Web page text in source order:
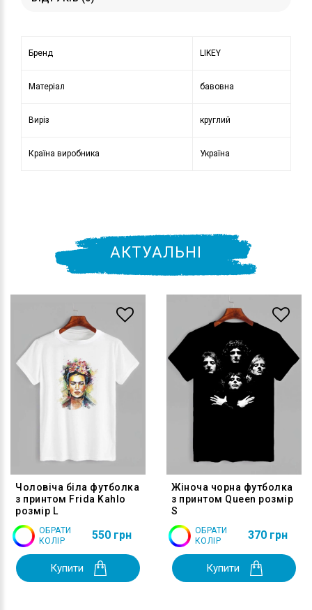
Бренд LIKEY
Матеріал бавовна
Виріз круглий
Країна виробника Україна
АКТУАЛЬНІ
Чоловіча біла футболка
з принтом Frida Kahlo
розмір L
ОБРАТИ
КОЛІР
550 грн
Купити
Жіноча чорна футболка
з принтом Queen розмір
S
ОБРАТИ
КОЛІР
370 грн
Купити